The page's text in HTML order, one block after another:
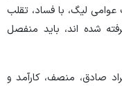
عوامی لیگ، با فساد، تقلب
شده اند، باید منفصل
صادق، منصف، کارآمد و